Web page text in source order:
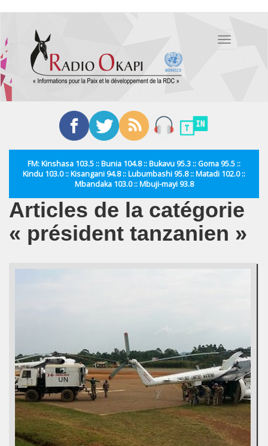
contenu
principal
Toggle
FM: Kinshasa 103.5 :: Bunia 104.8 :: Bukavu 95.3 :: Goma 95.5 ::
Kindu 103.0 :: Kisangani 94.8 :: Lubumbashi 95.8 :: Matadi 102.0 ::
Mbandaka 103.0 :: Mbuji-mayi 93.8
Articles de la catégorie
« président tanzanien »